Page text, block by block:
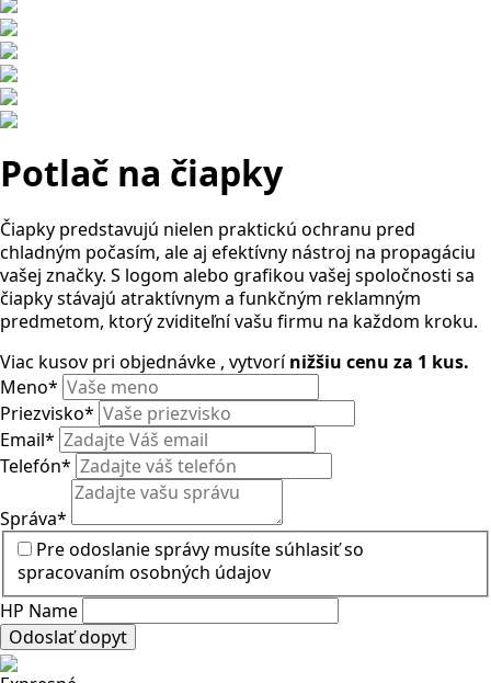
Potlač na čiapky
Čiapky predstavujú nielen praktickú ochranu pred
chladným počasím, ale aj efektívny nástroj na propagáciu
vašej značky. S logom alebo grafikou vašej spoločnosti sa
čiapky stávajú atraktívnym a funkčným reklamným
predmetom, ktorý zviditeľní vašu firmu na každom kroku.
Viac kusov pri objednávke , vytvorínižšiu cenu za 1 kus.
Meno*
Priezvisko*
Email*
Telefón*
Správa*
Pre odoslanie správy musíte súhlasiť so
spracovaním osobných údajov
HP Name
Odoslať dopyt